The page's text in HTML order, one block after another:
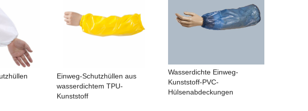
Einweg-Schutzhüllen aus
wasserdichtem TPU-
Kunststoff
Wasserdichte Einweg-
Kunststoff-PVC-
Hülsenabdeckungen